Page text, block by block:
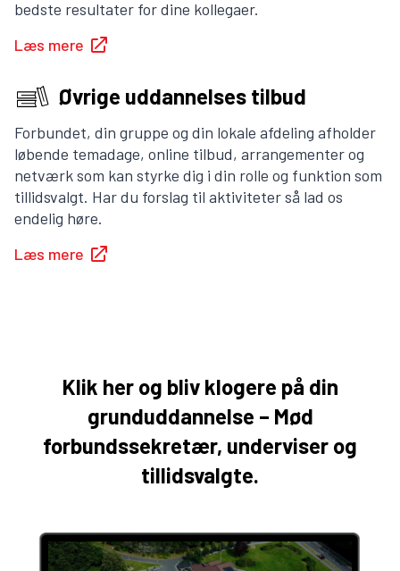
bedste resultater for dine kollegaer.
Læs mere
Øvrige uddannelses tilbud
Forbundet, din gruppe og din lokale afdeling afholder
løbende temadage, online tilbud, arrangementer og
netværk som kan styrke dig i din rolle og funktion som
tillidsvalgt. Har du forslag til aktiviteter så lad os
endelig høre.
Læs mere
Klik her og bliv klogere på din
grunduddannelse – Mød
forbundssekretær, underviser og
tillidsvalgte.